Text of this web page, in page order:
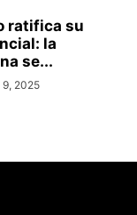
ratifica su
la
se...
2025